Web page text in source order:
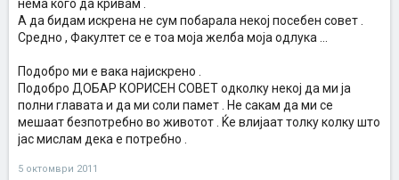
нема кого да кривам .
А да бидам искрена не сум побарала некој посебен совет .
Средно , Факултет се е тоа моја желба моја одлука ...
Подобро ми е вака најискрено .
Подобро ДОБАР КОРИСЕН СОВЕТ одколку некој да ми ја
полни главата и да ми соли памет . Не сакам да ми се
мешаат безпотребно во животот . Ќе влијаат толку колку што
јас мислам дека е потребно .
5 октомври 2011